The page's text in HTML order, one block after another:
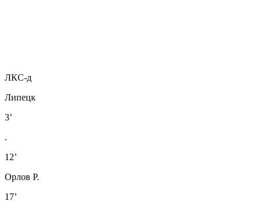
ЛКС-д
Липецк
3’
.
12’
Орлов Р.
17’